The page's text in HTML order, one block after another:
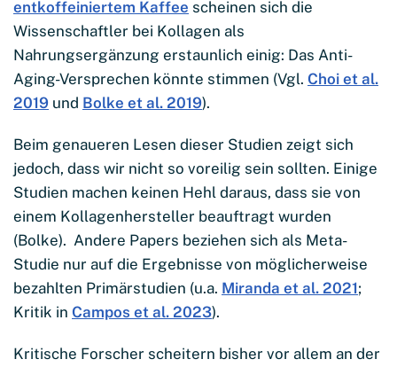
entkoffeiniertem Kaffee scheinen sich die
Wissenschaftler bei Kollagen als
Nahrungsergänzung erstaunlich einig: Das Anti-
Aging-Versprechen könnte stimmen (Vgl. Choi et al.
2019 und Bolke et al. 2019).
Beim genaueren Lesen dieser Studien zeigt sich
jedoch, dass wir nicht so voreilig sein sollten. Einige
Studien machen keinen Hehl daraus, dass sie von
einem Kollagenhersteller beauftragt wurden
(Bolke). Andere Papers beziehen sich als Meta-
Studie nur auf die Ergebnisse von möglicherweise
bezahlten Primärstudien (u.a. Miranda et al. 2021;
Kritik in Campos et al. 2023).
Kritische Forscher scheitern bisher vor allem an der